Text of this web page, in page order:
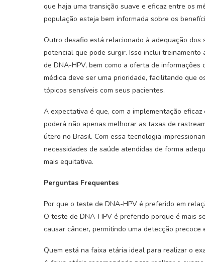
que haja uma transição suave e eficaz entre os
população esteja bem informada sobre os
Outro desafio está relacionado à adequação
potencial que pode surgir. Isso inclui
de DNA-HPV, bem como a oferta de
médica deve ser uma prioridade, facilitando que
tópicos sensíveis com seus pacientes.
A expectativa é que, com a implementação
poderá não apenas melhorar as taxas de
útero no Brasil. Com essa tecnologia
necessidades de saúde atendidas de forma
mais equitativa.
Perguntas Frequentes
Por que o teste de DNA-HPV é preferido em
O teste de DNA-HPV é preferido porque é mais
causar câncer, permitindo uma detecção precoce
Quem está na faixa etária ideal para realizar o